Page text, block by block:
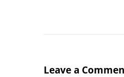
Leave a